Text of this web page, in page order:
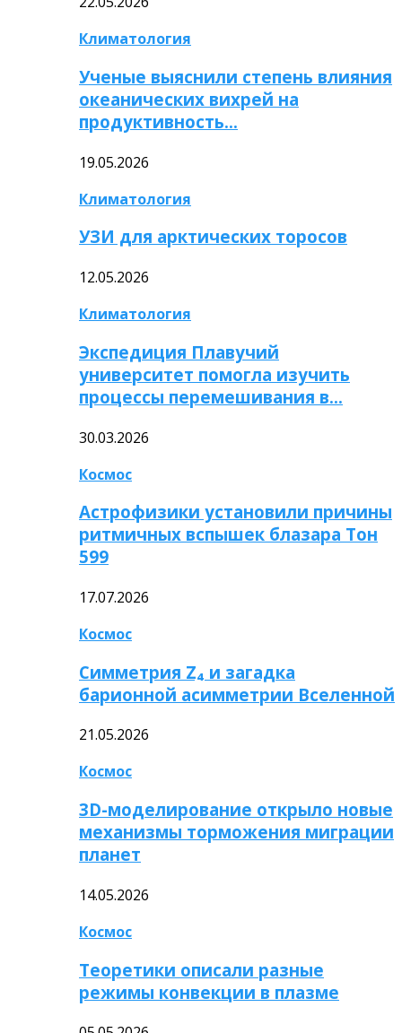
Климатология
Ученые выяснили степень влияния
океанических вихрей на
продуктивность…
19.05.2026
Климатология
УЗИ для арктических торосов
12.05.2026
Климатология
Экспедиция Плавучий
университет помогла изучить
процессы перемешивания в…
30.03.2026
Космос
Астрофизики установили причины
ритмичных вспышек блазара Тон
599
17.07.2026
Космос
Симметрия Z₄ и загадка
барионной асимметрии Вселенной
21.05.2026
Космос
3D-моделирование открыло новые
механизмы торможения миграции
планет
14.05.2026
Космос
Теоретики описали разные
режимы конвекции в плазме